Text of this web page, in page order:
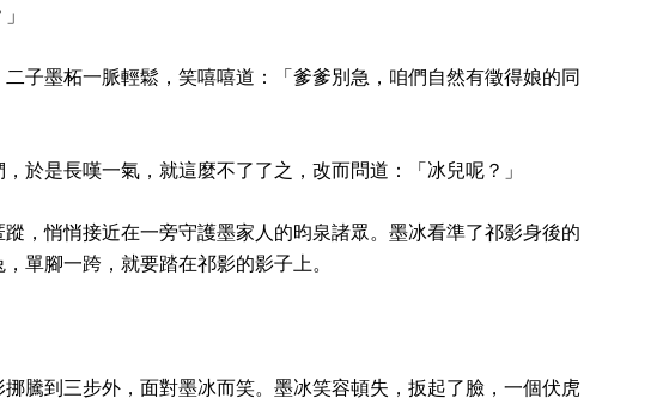
子墨柘一脈輕鬆，笑嘻嘻道：「爹爹別急，咱們自然有徵得娘的同
於是長嘆一氣，就這麼不了了之，改而問道：「冰兒呢？」
，悄悄接近在一旁守護墨家人的昀泉諸眾。墨冰看準了祁影身後的
單腳一跨，就要踏在祁影的影子上。
騰到三步外，面對墨冰而笑。墨冰笑容頓失，扳起了臉，一個伏虎